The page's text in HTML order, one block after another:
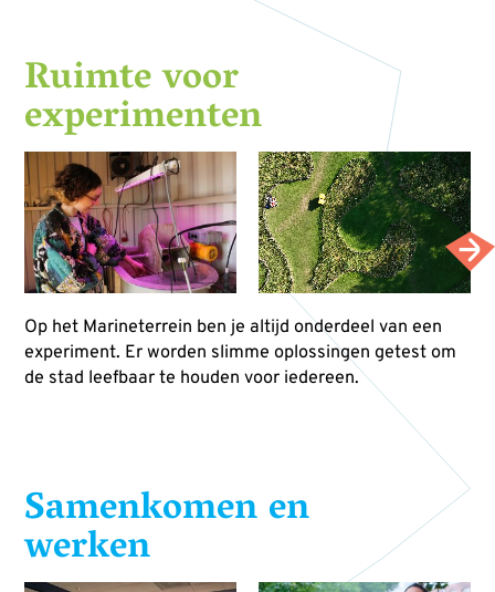
Ruimte voor
experimenten
Op het Marineterrein ben je altijd onderdeel van een
experiment. Er worden slimme oplossingen getest om
de stad leefbaar te houden voor iedereen.
Samenkomen en
werken